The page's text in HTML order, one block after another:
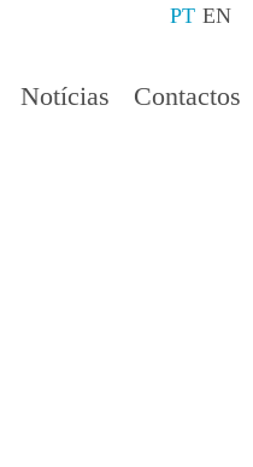
PT EN
Notícias Contactos